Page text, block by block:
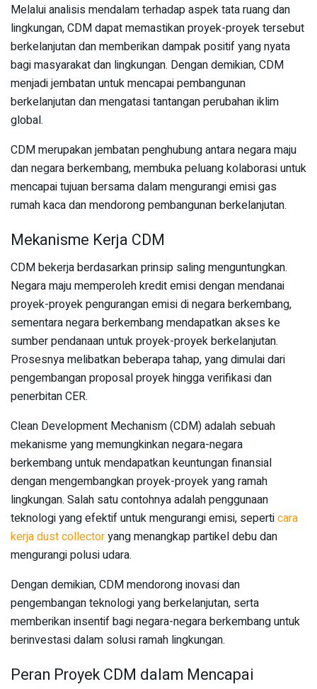
Melalui analisis mendalam terhadap aspek tata ruang dan
lingkungan, CDM dapat memastikan proyek-proyek tersebut
berkelanjutan dan memberikan dampak positif yang nyata
bagi masyarakat dan lingkungan. Dengan demikian, CDM
menjadi jembatan untuk mencapai pembangunan
berkelanjutan dan mengatasi tantangan perubahan iklim
global.
CDM merupakan jembatan penghubung antara negara maju
dan negara berkembang, membuka peluang kolaborasi untuk
mencapai tujuan bersama dalam mengurangi emisi gas
rumah kaca dan mendorong pembangunan berkelanjutan.
Mekanisme Kerja CDM
CDM bekerja berdasarkan prinsip saling menguntungkan.
Negara maju memperoleh kredit emisi dengan mendanai
proyek-proyek pengurangan emisi di negara berkembang,
sementara negara berkembang mendapatkan akses ke
sumber pendanaan untuk proyek-proyek berkelanjutan.
Prosesnya melibatkan beberapa tahap, yang dimulai dari
pengembangan proposal proyek hingga verifikasi dan
penerbitan CER.
Clean Development Mechanism (CDM) adalah sebuah
mekanisme yang memungkinkan negara-negara
berkembang untuk mendapatkan keuntungan finansial
dengan mengembangkan proyek-proyek yang ramah
lingkungan. Salah satu contohnya adalah penggunaan
teknologi yang efektif untuk mengurangi emisi, seperticara
kerja dust collectoryang menangkap partikel debu dan
mengurangi polusi udara.
Dengan demikian, CDM mendorong inovasi dan
pengembangan teknologi yang berkelanjutan, serta
memberikan insentif bagi negara-negara berkembang untuk
berinvestasi dalam solusi ramah lingkungan.
Peran Proyek CDM dalam Mencapai